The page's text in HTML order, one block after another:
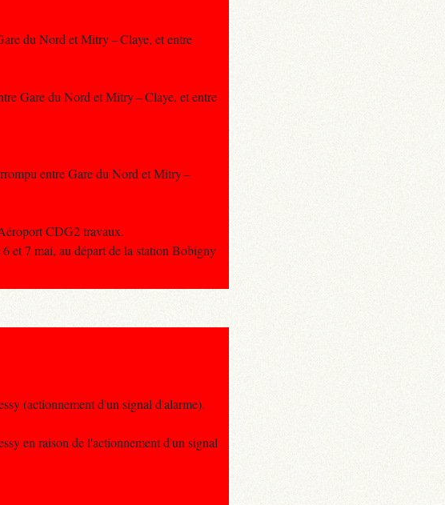
du Nord et Mitry – Claye, et entre
Gare du Nord et Mitry – Claye, et entre
entre Gare du Nord et Mitry –
CDG2 travaux.
et 7 mai, au départ de la station Bobigny
(actionnement d'un signal d'alarme).
en raison de l'actionnement d'un signal